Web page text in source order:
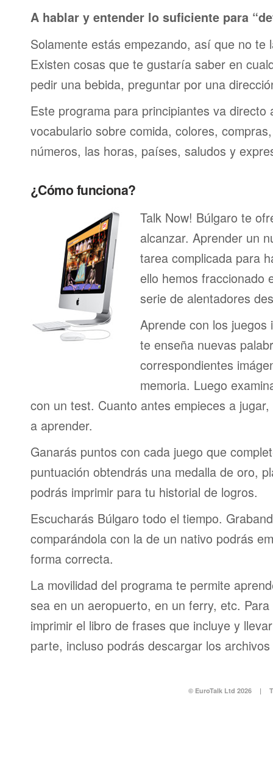
A hablar y entender lo suficiente para
Solamente estás empezando, así que no te
Existen cosas que te gustaría saber en
pedir una bebida, preguntar por una
Este programa para principiantes va directo
vocabulario sobre comida, colores,
números, las horas, países, saludos y
¿Cómo funciona?
Talk Now! Búlgaro te
alcanzar. Aprender un
tarea complicada para
ello hemos fraccionado
serie de alentadores
Aprende con los juegos
te enseña nuevas
correspondientes
memoria. Luego
con un test. Cuanto antes empieces a
a aprender.
Ganarás puntos con cada juego que
puntuación obtendrás una medalla de oro,
podrás imprimir para tu historial de logros.
Escucharás Búlgaro todo el tiempo.
comparándola con la de un nativo podrás
forma correcta.
La movilidad del programa te permite
sea en un aeropuerto, en un ferry, etc.
imprimir el libro de frases que incluye y
parte, incluso podrás descargar los
© EuroTalk Ltd 2026 |